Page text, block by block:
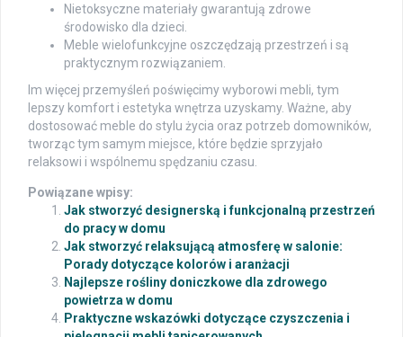
Nietoksyczne materiały gwarantują zdrowe
środowisko dla dzieci.
Meble wielofunkcyjne oszczędzają przestrzeń i są
praktycznym rozwiązaniem.
Im więcej przemyśleń poświęcimy wyborowi mebli, tym
lepszy komfort i estetyka wnętrza uzyskamy. Ważne, aby
dostosować meble do stylu życia oraz potrzeb domowników,
tworząc tym samym miejsce, które będzie sprzyjało
relaksowi i wspólnemu spędzaniu czasu.
Powiązane wpisy:
Jak stworzyć designerską i funkcjonalną przestrzeń
do pracy w domu
Jak stworzyć relaksującą atmosferę w salonie:
Porady dotyczące kolorów i aranżacji
Najlepsze rośliny doniczkowe dla zdrowego
powietrza w domu
Praktyczne wskazówki dotyczące czyszczenia i